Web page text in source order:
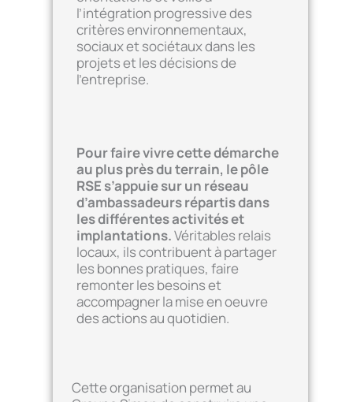
l’intégration progressive des
critères environnementaux,
sociaux et sociétaux dans les
projets et les décisions de
l’entreprise.
Pour faire vivre cette démarche
au plus près du terrain, le pôle
RSE s’appuie sur un réseau
d’ambassadeurs répartis dans
les différentes activités et
implantations.Véritables relais
locaux, ils contribuent à partager
les bonnes pratiques, faire
remonter les besoins et
accompagner la mise en oeuvre
des actions au quotidien.
Cette organisation permet au